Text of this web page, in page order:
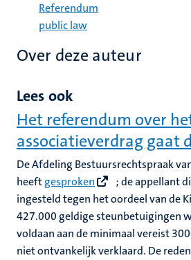
Referendum
public law
Over deze auteur
Lees ook
Het referendum over
associatieverdrag gaat
De Afdeling Bestuursrechtspraak
heeftgesproken
; de appellant
ingesteld tegen het oordeel van de
427.000 geldige steunbetuigingen
voldaan aan de minimaal vereist
niet ontvankelijk verklaard. De